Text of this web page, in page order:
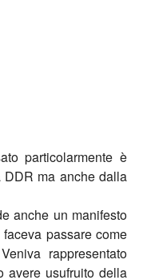
particolarmente è
ma anche dalla
anche un manifesto
passare come
Veniva rappresentato
avere usufruito della